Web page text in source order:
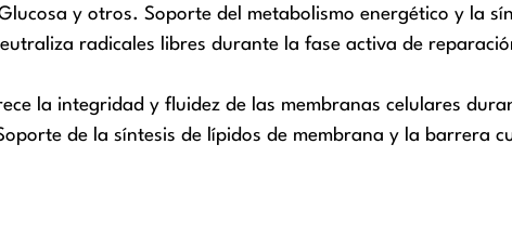
y otros. Soporte del metabolismo energético y la
radicales libres durante la fase activa de
la integridad y fluidez de las membranas celulares
de la síntesis de lípidos de membrana y la barrera